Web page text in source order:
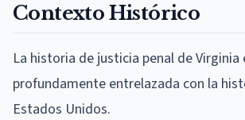
Contexto Histórico
La historia de justicia penal de Virginia
profundamente entrelazada con la
Estados Unidos.